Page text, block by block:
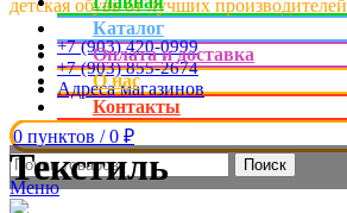
детская обувь от лучших производителей
+7 (903) 420-0999
+7 (903) 855-2674
Адреса магазинов
0 пунктов / 0 ₽
Поиск
Меню
Каталог
Оплата и доставка
О нас
Контакты
Текстиль